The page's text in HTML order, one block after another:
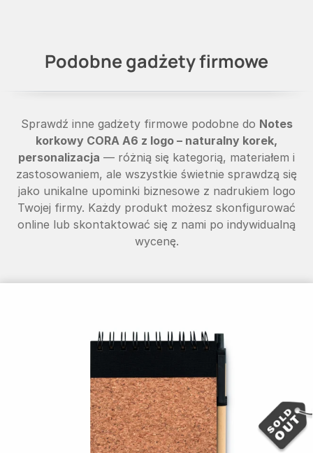
Podobne gadżety firmowe
Sprawdź inne gadżety firmowe podobne do Notes
korkowy CORA A6 z logo – naturalny korek,
personalizacja — różnią się kategorią, materiałem i
zastosowaniem, ale wszystkie świetnie sprawdzą się
jako unikalne upominki biznesowe z nadrukiem logo
Twojej firmy. Każdy produkt możesz skonfigurować
online lub skontaktować się z nami po indywidualną
wycenę.